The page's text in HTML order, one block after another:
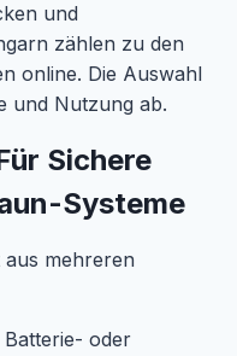
und
zählen zu den
online. Die Auswahl
und Nutzung ab.
Sichere
Systeme
aus mehreren
oder